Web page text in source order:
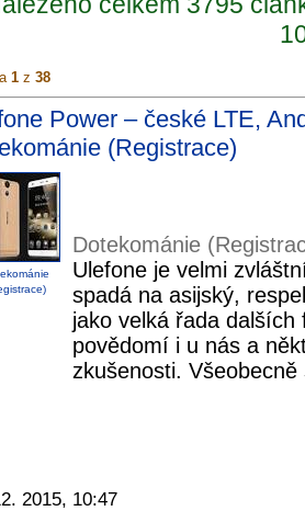
1 z 38
Power – české LTE,
(Registrace)
Dotekománie
Ulefone je velmi
spadá na asijský,
jako velká řada
povědomí i u nás a
zkušenosti.
2015, 10:47